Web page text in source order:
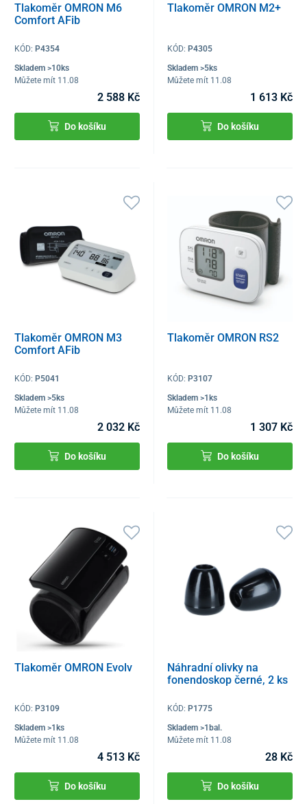
Tlakoměr OMRON M6
Comfort AFib
KÓD: P4354
Skladem >10ks
Můžete mít 11.08
2 588 Kč
Do košíku
Tlakoměr OMRON M2+
KÓD: P4305
Skladem >5ks
Můžete mít 11.08
1 613 Kč
Do košíku
Tlakoměr OMRON M3
Comfort AFib
KÓD: P5041
Skladem >5ks
Můžete mít 11.08
2 032 Kč
Do košíku
Tlakoměr OMRON RS2
KÓD: P3107
Skladem >1ks
Můžete mít 11.08
1 307 Kč
Do košíku
Tlakoměr OMRON Evolv
KÓD: P3109
Skladem >1ks
Můžete mít 11.08
4 513 Kč
Do košíku
Náhradní olivky na
fonendoskop černé, 2 ks
KÓD: P1775
Skladem >1bal.
Můžete mít 11.08
28 Kč
Do košíku